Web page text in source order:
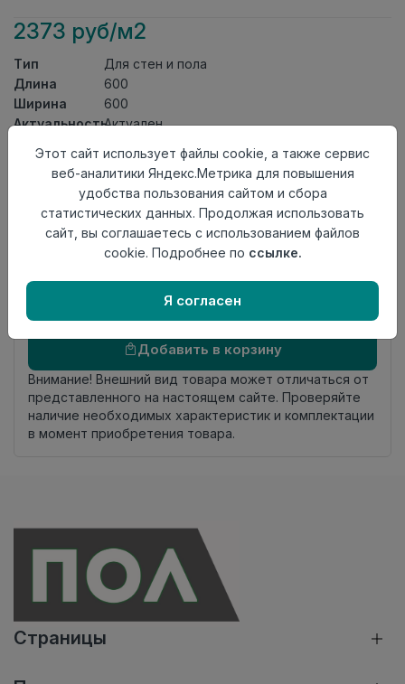
2373 руб/м2
Тип
Для стен и пола
Длина
600
Ширина
600
АктуальностьАктуален
группа
Керамогранит
Толщина
9
Поверхность полированный
Страна
происхождения
Индия
комплекта
Осталось47 шт
Добавить в корзину
Внимание! Внешний вид товара может отличаться от
представленного на настоящем сайте. Проверяйте
наличие необходимых характеристик и комплектации
в момент приобретения товара.
Страницы
Этот сайт использует файлы cookie, а также сервис
веб-аналитики Яндекс.Метрика для повышения
удобства пользования сайтом и сбора
статистических данных. Продолжая использовать
сайт, вы соглашаетесь с использованием файлов
cookie. Подробнее по ссылке.
Я согласен